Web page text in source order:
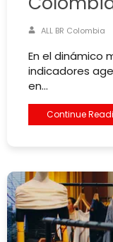
ALL BR Colombia
En el dinámico
indicadores
en…
Continue